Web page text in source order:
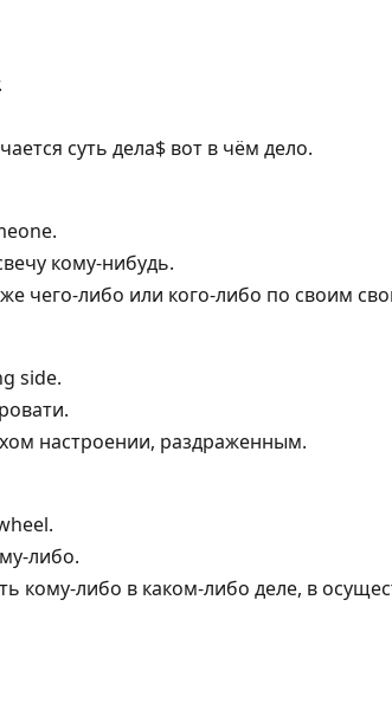
суть дела$ вот в чём дело.
кому-нибудь.
чего-либо или кого-либо по своим
side.
настроении, раздраженным.
либо.
кому-либо в каком-либо деле, в